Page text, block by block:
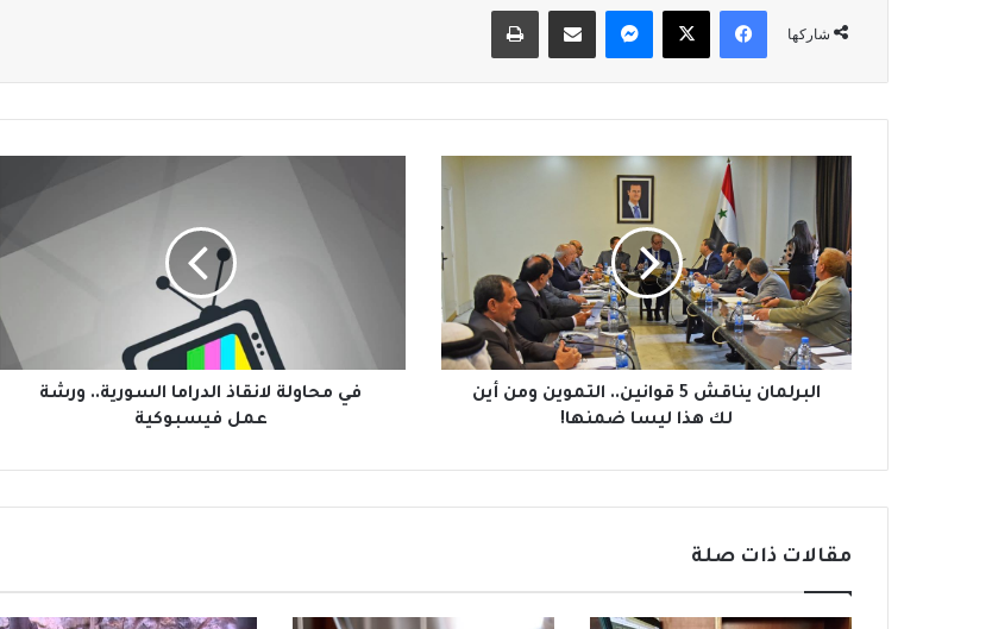
شاركها
فيسبوك
ب
ر
ل
م
ا
ن
ي
ش
ا
ن
ي
البرلمان يناقش 5 قوانين.. التموين ومن أين
لك هذا ليسا ضمنها!
ل
ا
ر
ا
في محاولة لانقاذ الدراما السورية.. ورشة
عمل فيسبوكية
مقالات ذات صلة